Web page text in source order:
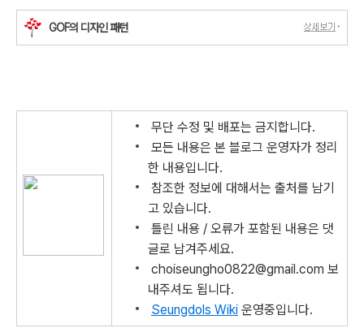
GOF의 디자인 패턴
에릭감마,리처드 헬름,랄프 존슨,존 블리시디스
무단 수정 및 배포는 금지합니다.
모든 내용은 본 블로그 운영자가 정리
한 내용입니다.
참조한 정보에 대해서는 출처를 남기
고 있습니다.
틀린 내용 / 오류가 포함된 내용은 댓
글로 남겨주세요.
choiseungho0822@gmail.com 보
내주셔도 됩니다.
Seungdols Wiki 운영중입니다.